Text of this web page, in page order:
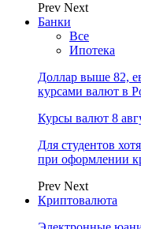
Prev Next
Банки
Все
Ипотека
Доллар выше 82,
курсами валют в
Курсы валют 8
Для студентов
при оформлении
Prev Next
Криптовалюта